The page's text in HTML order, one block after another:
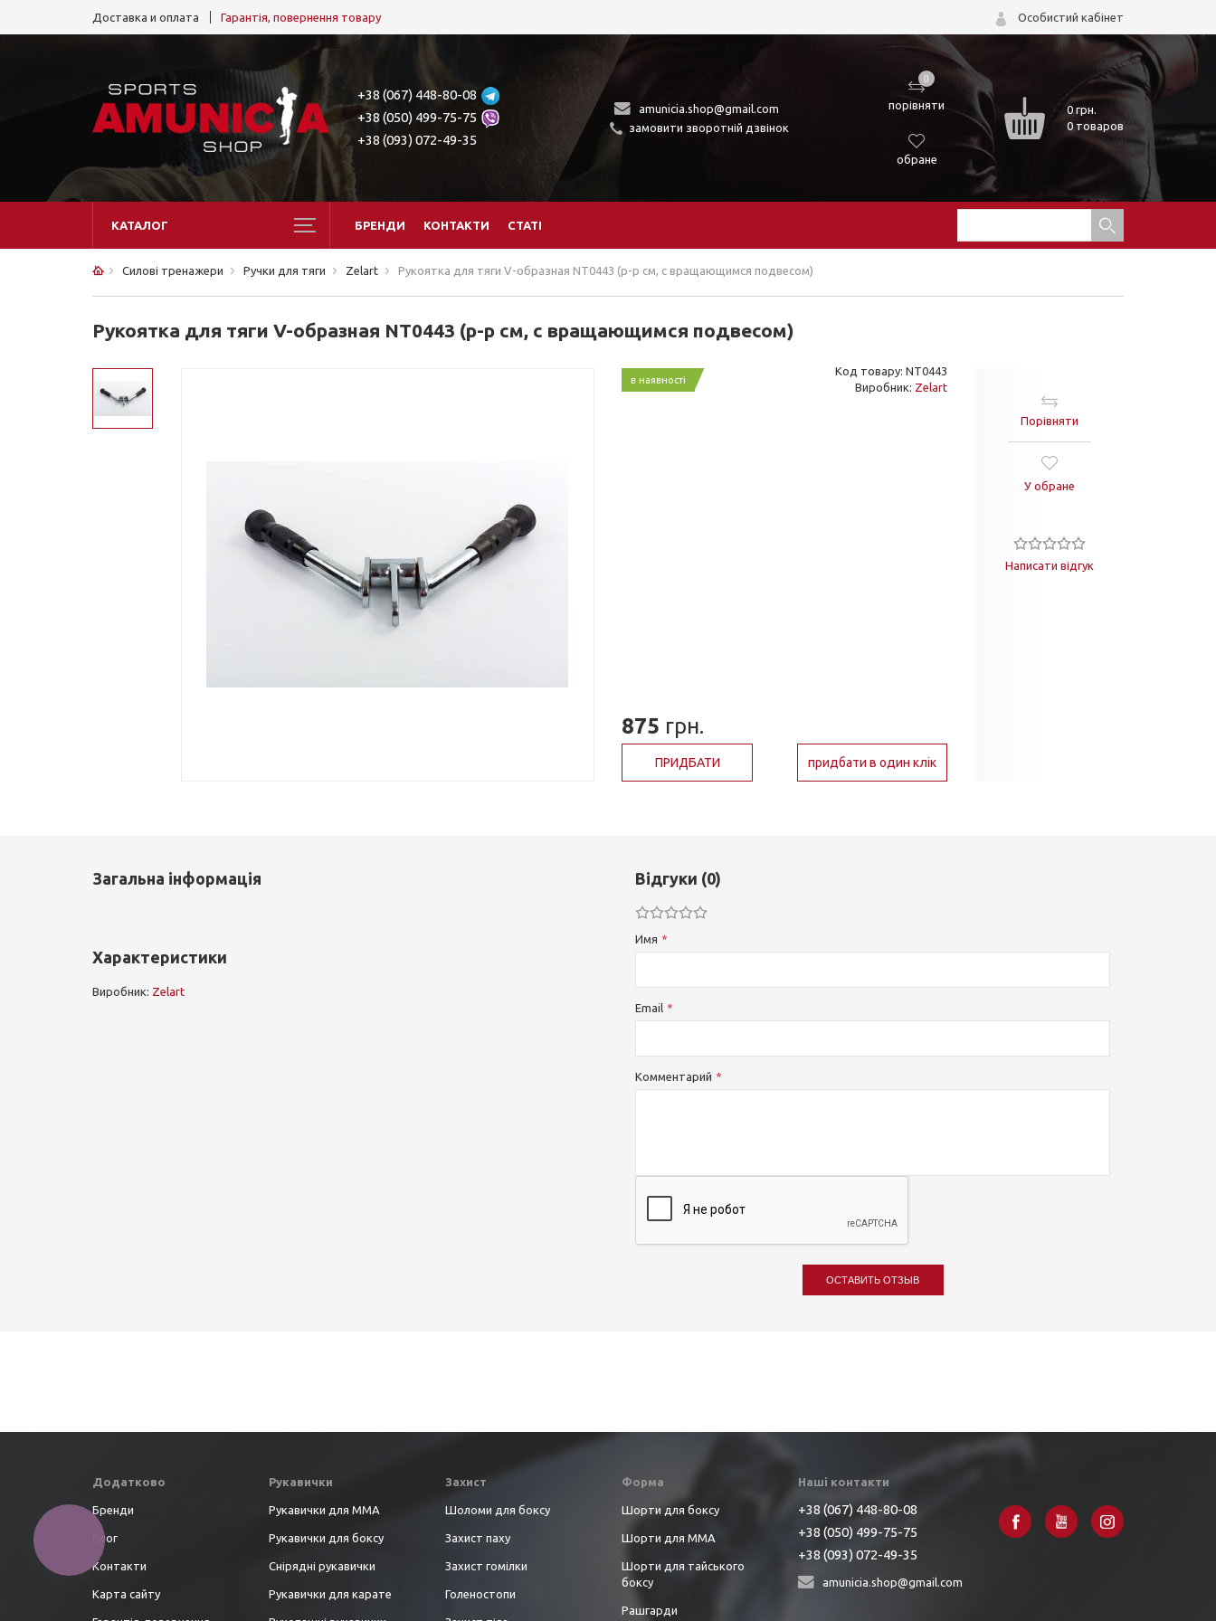
Доставка и оплата Гарантія, повернення товару Особистий кабінет
+38 (067) 448-80-08
+38 (050) 499-75-75
+38 (093) 072-49-35
amunicia.shop@gmail.com
замовити зворотній дзвінок
0
порівняти
обране
0грн.
0 товаров
КАТАЛОГ БРЕНДИ КОНТАКТИ СТАТІ
Силові тренажери Ручки для тяги Zelart Рукоятка для тяги V-образная NT0443 (р-р см, с вращающимся подвесом)
Рукоятка для тяги V-образная NT0443 (р-р см, с вращающимся подвесом)
в наявності
Код товару: NT0443
Виробник: Zelart
875 грн.
ПРИДБАТИ придбати в один клік
Порівняти
У обране
Написати відгук
Загальна інформація
Характеристики
Виробник: Zelart
Відгуки (0)
Имя
Email
Комментарий
ОСТАВИТЬ ОТЗЫВ
Додатково
Бренди
Блог
Контакти
Карта сайту
Рукавички
Рукавички для ММА
Рукавички для боксу
Снірядні рукавички
Рукавички для карате
Захист
Шоломи для боксу
Захист паху
Захист гомілки
Голеностопи
Форма
Шорти для боксу
Шорти для ММА
Шорти для тайського
боксу
Рашгарди
Наші контакти
+38 (067) 448-80-08
+38 (050) 499-75-75
+38 (093) 072-49-35
amunicia.shop@gmail.com